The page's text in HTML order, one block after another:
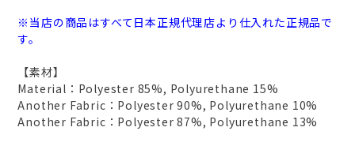
※当店の商品はすべて日本正規代理店より仕入れた正規品で
す。
【素材】
Material：Polyester 85%, Polyurethane 15%
Another Fabric：Polyester 90%, Polyurethane 10%
Another Fabric：Polyester 87%, Polyurethane 13%